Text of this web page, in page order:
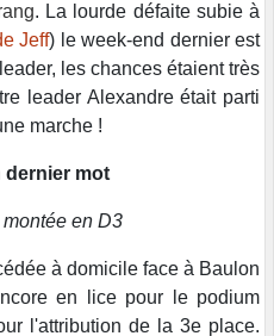
. La lourde défaite subie à
Jeff) le week-end dernier est
les chances étaient très
leader Alexandre était parti
marche !
dernier mot
en D3
à domicile face à Baulon
en lice pour le podium
l'attribution de la 3e place.